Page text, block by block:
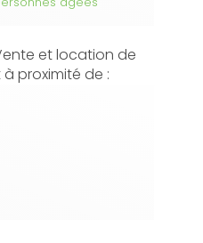
et location de
proximité de :